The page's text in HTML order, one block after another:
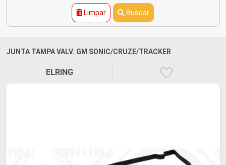
Limpar Buscar
JUNTA TAMPA VALV. GM SONIC/CRUZE/TRACKER
ELRING